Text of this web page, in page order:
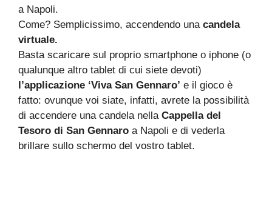
a Napoli.
Come? Semplicissimo, accendendo una candela
virtuale.
Basta scaricare sul proprio smartphone o iphone (o
qualunque altro tablet di cui siete devoti)
l’applicazione ‘Viva San Gennaro’ e il gioco è
fatto: ovunque voi siate, infatti, avrete la possibilità
di accendere una candela nella Cappella del
Tesoro di San Gennaro a Napoli e di vederla
brillare sullo schermo del vostro tablet.